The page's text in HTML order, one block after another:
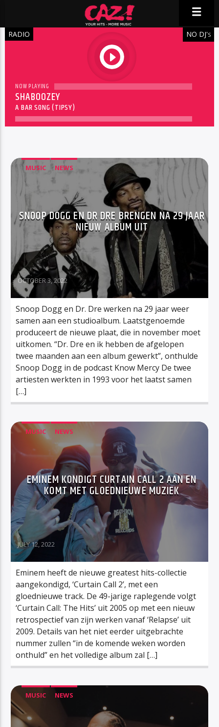
RADIO
play
NO DJ'S
NOW PLAYING
SHABOOZEY
A BAR SONG (TIPSY)
MUSIC NEWS
SNOOP DOGG EN DR DRE BRENGEN NA 29 JAAR
NIEUW ALBUM UIT
OCTOBER 3, 2022
Snoop Dogg en Dr. Dre werken na 29 jaar weer
samen aan een studioalbum. Laatstgenoemde
produceert de nieuwe plaat, die in november moet
uitkomen. “Dr. Dre en ik hebben de afgelopen
twee maanden aan een album gewerkt”, onthulde
Snoop Dogg in de podcast Know Mercy De twee
artiesten werkten in 1993 voor het laatst samen
[…]
MUSIC NEWS
EMINEM KONDIGT CURTAIN CALL 2 AAN EN
KOMT MET GLOEDNIEUWE MUZIEK
JULY 12, 2022
Eminem heeft de nieuwe greatest hits-collectie
aangekondigd, ‘Curtain Call 2’, met een
gloednieuwe track. De 49-jarige raplegende volgt
‘Curtain Call: The Hits’ uit 2005 op met een nieuw
retrospectief van zijn werken vanaf ‘Relapse’ uit
2009. Details van het niet eerder uitgebrachte
nummer zullen “in de komende weken worden
onthuld” en het volledige album zal […]
MUSIC NEWS